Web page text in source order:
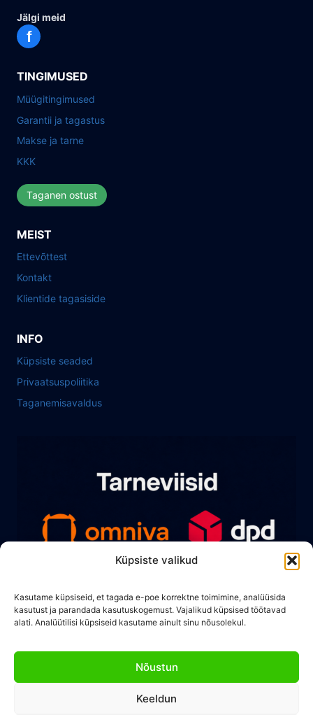
Küpsiste valikud
Kasutame küpsiseid, et tagada e-poe korrektne toimimine, analüüsida
kasutust ja parandada kasutuskogemust. Vajalikud küpsised töötavad
alati. Analüütilisi küpsiseid kasutame ainult sinu nõusolekul.
Nõustun
Keeldun
Jälgi meid
f
TINGIMUSED
Müügitingimused
Garantii ja tagastus
Makse ja tarne
KKK
Taganen ostust
MEIST
Ettevõttest
Kontakt
Klientide tagasiside
INFO
Küpsiste seaded
Privaatsuspoliitika
Taganemisavaldus